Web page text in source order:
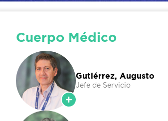
Cuerpo Médico
Gutiérrez, Augusto
Jefe de Servicio